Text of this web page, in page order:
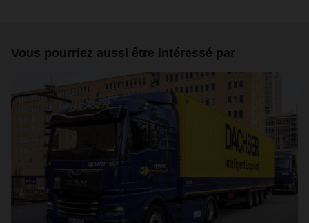
Vous pourriez aussi être intéressé par